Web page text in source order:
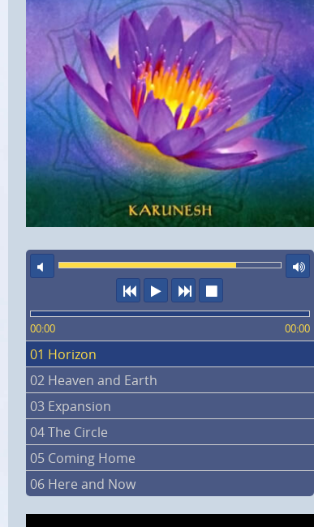
son éteint
précédent
écoutersuivant
00:00 00:00
01 Horizon
02 Heaven and Earth
03 Expansion
04 The Circle
05 Coming Home
06 Here and Now